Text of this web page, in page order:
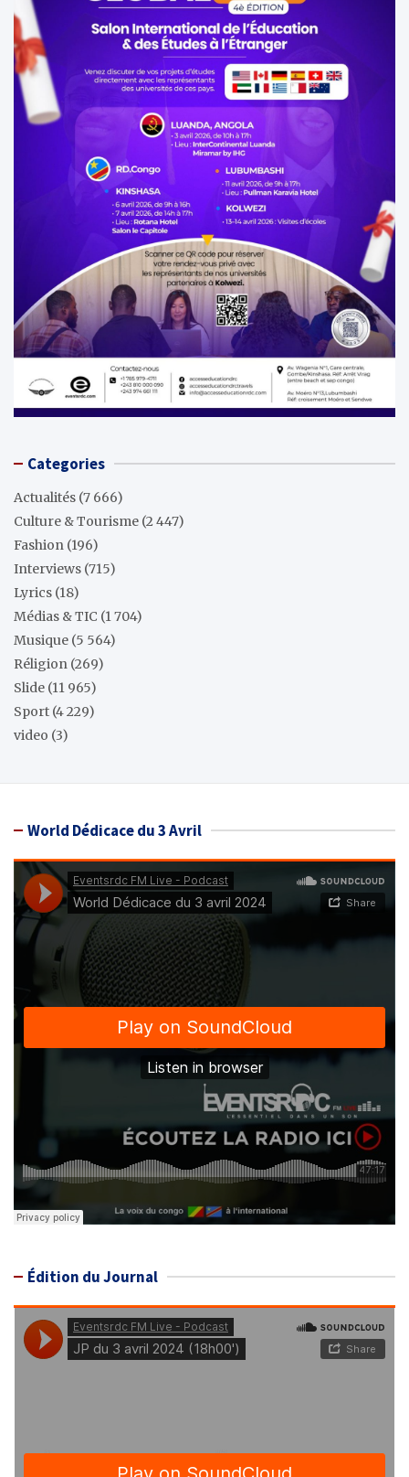
Categories
Actualités (7 666)
Culture & Tourisme (2 447)
Fashion (196)
Interviews (715)
Lyrics (18)
Médias & TIC (1 704)
Musique (5 564)
Réligion (269)
Slide (11 965)
Sport (4 229)
video (3)
World Dédicace du 3 Avril
Édition du Journal